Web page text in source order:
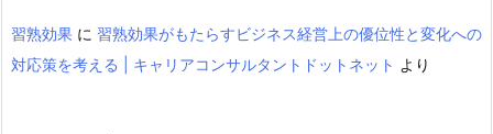
習熟効果 に 習熟効果がもたらすビジネス経営上の優位性と変化への
対応策を考える | キャリアコンサルタントドットネット より